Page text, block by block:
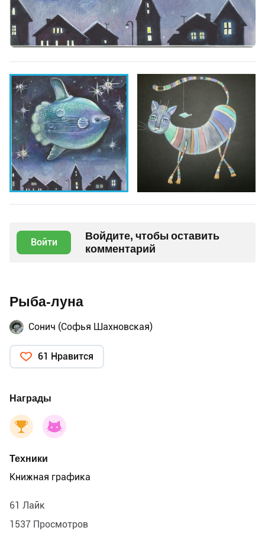
Войти
Войдите, чтобы оставить
комментарий
Рыба-луна
Сонич (Софья Шахновская)
61 Нравится
Награды
Техники
Книжная графика
61 Лайк
1537 Просмотров